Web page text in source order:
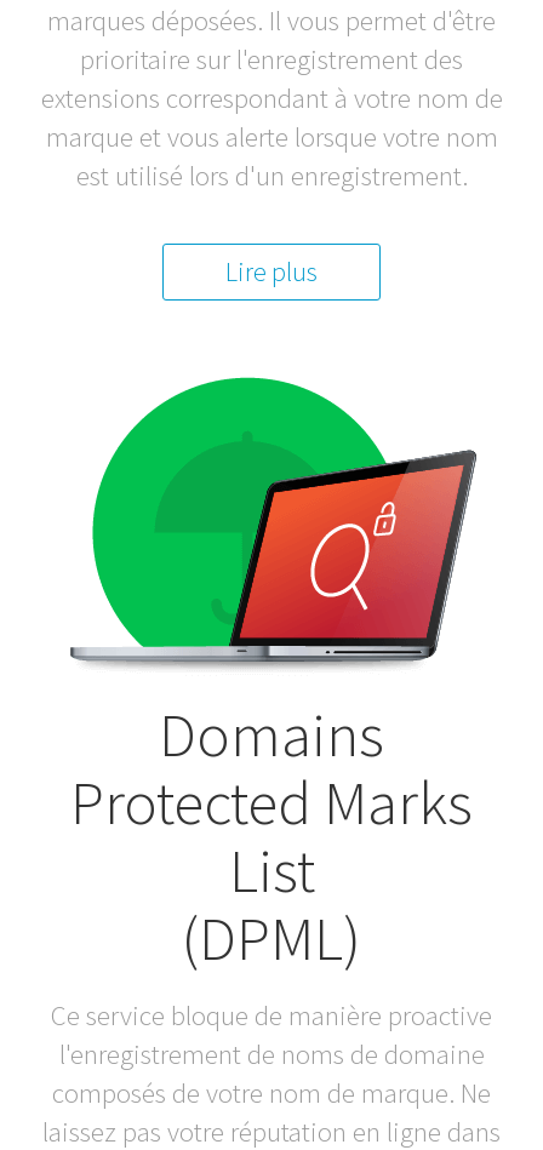
marques déposées. Il vous permet d'être
prioritaire sur l'enregistrement des
extensions correspondant à votre nom de
marque et vous alerte lorsque votre nom
est utilisé lors d'un enregistrement.
Lire plus
Domains
Protected Marks
List
(DPML)
Ce service bloque de manière proactive
l'enregistrement de noms de domaine
composés de votre nom de marque. Ne
laissez pas votre réputation en ligne dans